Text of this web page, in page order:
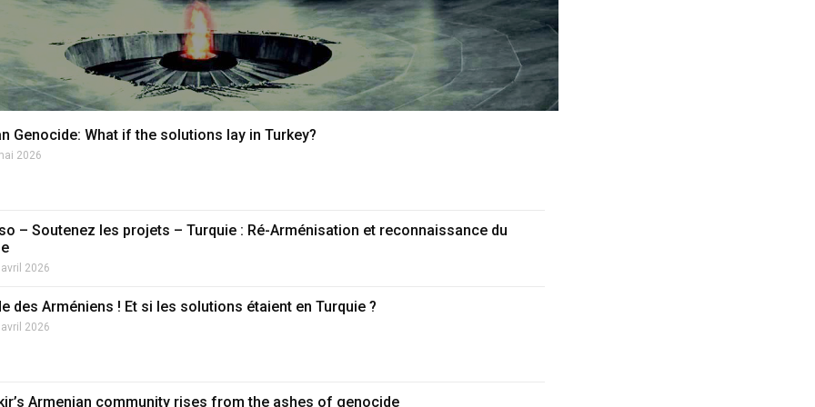
Genocide: What if the solutions lay in Turkey?
2026
– Soutenez les projets – Turquie : Ré-Arménisation et reconnaissance du
2026
des Arméniens ! Et si les solutions étaient en Turquie ?
2026
Armenian community rises from the ashes of genocide